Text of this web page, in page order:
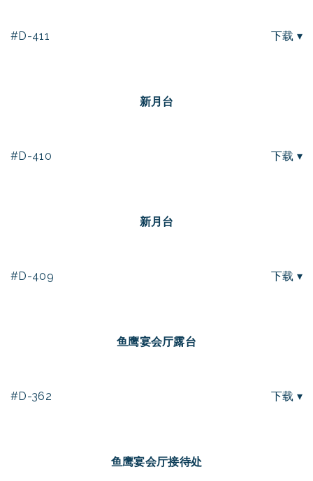
#D-411 下载 ▾
新月台
#D-410 下载 ▾
新月台
#D-409 下载 ▾
鱼鹰宴会厅露台
#D-362 下载 ▾
鱼鹰宴会厅接待处